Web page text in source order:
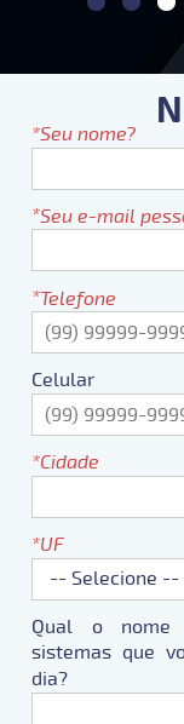
Seu nome?
Seu e-mail
Telefone
Celular
Cidade
UF
Qual o nome
sistemas que
dia?